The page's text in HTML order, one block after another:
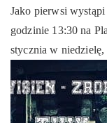
Jako pierwsi
godzinie 13:30 na
stycznia w niedzielę,